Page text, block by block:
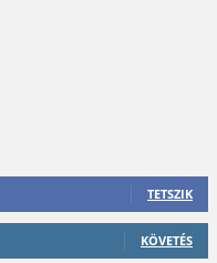
TETSZIK
KÖVETÉS